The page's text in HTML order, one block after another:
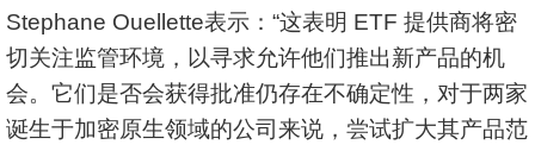
Stephane Ouellette表示：“这表明 ETF 提供商将密
切关注监管环境，以寻求允许他们推出新产品的机
会。它们是否会获得批准仍存在不确定性，对于两家
诞生于加密原生领域的公司来说，尝试扩大其产品范